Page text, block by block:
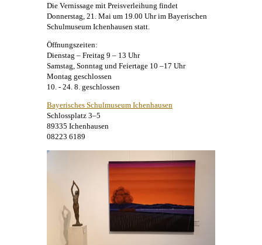
Die Vernissage mit Preisverleihung findet
Donnerstag, 21. Mai um 19.00 Uhr im Bayerischen
Schulmuseum Ichenhausen statt.
Öffnungszeiten:
Dienstag – Freitag 9 – 13 Uhr
Samstag, Sonntag und Feiertage 10 –17 Uhr
Montag geschlossen
10. - 24. 8. geschlossen
Bayerisches Schulmuseum Ichenhausen
Schlossplatz 3–5
89335 Ichenhausen
08223 6189